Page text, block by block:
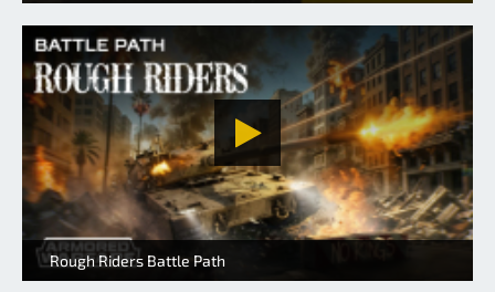
Rough Riders Battle Path